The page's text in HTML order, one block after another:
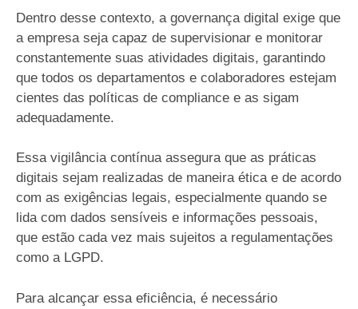
Dentro desse contexto, a governança digital exige que
a empresa seja capaz de supervisionar e monitorar
constantemente suas atividades digitais, garantindo
que todos os departamentos e colaboradores estejam
cientes das políticas de compliance e as sigam
adequadamente.
Essa vigilância contínua assegura que as práticas
digitais sejam realizadas de maneira ética e de acordo
com as exigências legais, especialmente quando se
lida com dados sensíveis e informações pessoais,
que estão cada vez mais sujeitos a regulamentações
como a LGPD.
Para alcançar essa eficiência, é necessário